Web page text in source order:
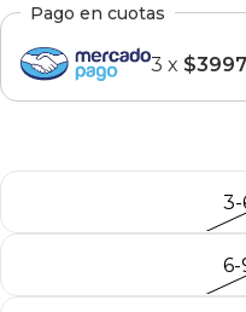
Pago en cuotas
3 x $3997
3-
6-